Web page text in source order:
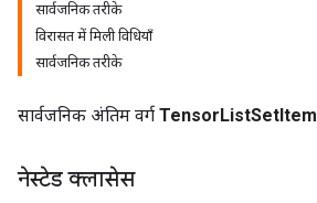
सार्वजनिक तरीके
विरासत में मिली विधियाँ
सार्वजनिक तरीके
सार्वजनिक अंतिम वर्ग TensorListSetItem
नेस्टेड क्लासेस